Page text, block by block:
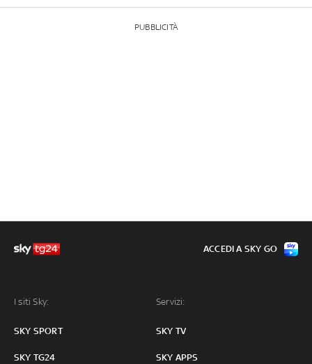
PUBBLICITÀ
I siti Sky:
SKY SPORT
SKY TG24
Servizi:
SKY TV
SKY APPS
ACCEDI A SKY GO